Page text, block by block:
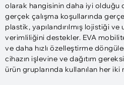
olarak hangisinin daha iyi olduğu
gerçek çalışma koşullarında
plastik, yapılandırılmış lojistiği
verimliliğini destekler. EVA
ve daha hızlı özelleştirme
cihazın işlevine ve dağıtım
ürün gruplarında kullanılan her iki